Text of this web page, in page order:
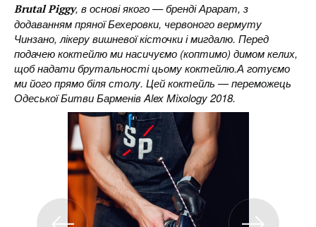
Brutal Piggy, в основі якого — бренді Арарат, з
додаванням пряної Бехеровки, червоного вермуту
Чинзано, лікеру вишневої кісточки і мигдалю. Перед
подачею коктейлю ми насичуємо (коптимо) димом келих,
щоб надати брутальності цьому коктейлю.А готуємо
ми його прямо біля столу. Цей коктейль — переможець
Одеської Битви Барменів Alex Mixology 2018.